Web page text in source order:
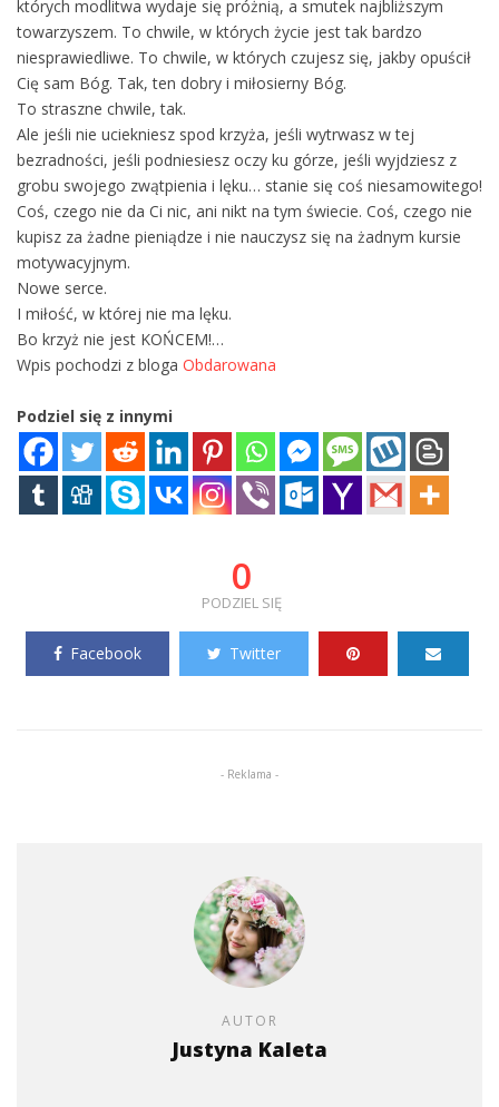
których modlitwa wydaje się próżnią, a smutek najbliższym
towarzyszem. To chwile, w których życie jest tak bardzo
niesprawiedliwe. To chwile, w których czujesz się, jakby opuścił
Cię sam Bóg. Tak, ten dobry i miłosierny Bóg.
To straszne chwile, tak.
Ale jeśli nie uciekniesz spod krzyża, jeśli wytrwasz w tej
bezradności, jeśli podniesiesz oczy ku górze, jeśli wyjdziesz z
grobu swojego zwątpienia i lęku… stanie się coś niesamowitego!
Coś, czego nie da Ci nic, ani nikt na tym świecie. Coś, czego nie
kupisz za żadne pieniądze i nie nauczysz się na żadnym kursie
motywacyjnym.
Nowe serce.
I miłość, w której nie ma lęku.
Bo krzyż nie jest KOŃCEM!…
Wpis pochodzi z bloga Obdarowana
Podziel się z innymi
0
PODZIEL SIĘ
Facebook Twitter
- Reklama -
AUTOR
Justyna Kaleta